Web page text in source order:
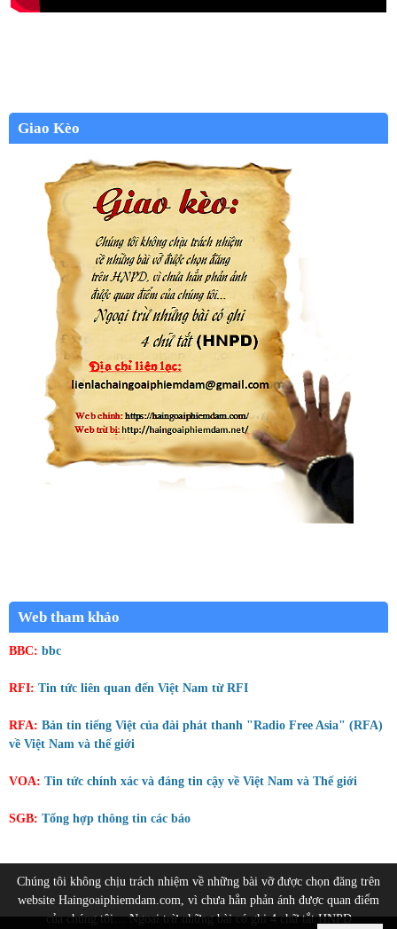
Giao Kèo
Web tham khảo
BBC: bbc
RFI: Tin tức liên quan đến Việt Nam từ RFI
RFA: Bản tin tiếng Việt của đài phát thanh "Radio Free Asia" (RFA)
về Việt Nam và thế giới
VOA: Tin tức chính xác và đáng tin cậy về Việt Nam và Thế giới
SGB: Tổng hợp thông tin các báo
Chúng tôi không chịu trách nhiệm về những bài vỡ được chọn đăng trên
website Haingoaiphiemdam.com, vì chưa hẳn phản ánh được quan điểm
của chúng tôi… Ngoại trừ những bài có ghi 4 chữ tắt HNPD